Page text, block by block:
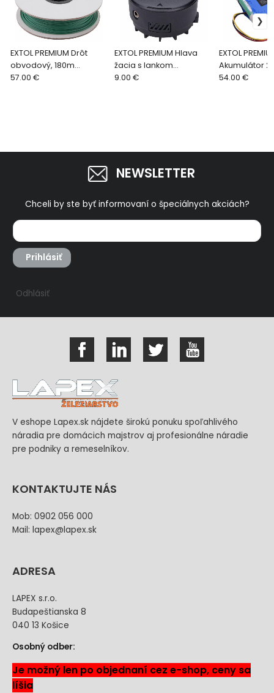
EXTOL PREMIUM Drôt
obvodový, 180m
8895670 pre 8895650,
57.00 €
EXTOL PREMIUM Hlava
žacia s lankom
8895712C pre 8895712,
9.00 €
EXTOL
Akumulátor
8895690 pre
54.00 €
NEWSLETTER
Chceli by ste byť informovaní o špeciálnych akciách?
Prihlásiť
Odhlásiť
V eshope Lapex.sk nájdete širokú ponuku spoľahlivého
náradia pre domácich majstrov aj profesionálne náradie
pre podniky a remeselníkov.
KONTAKTUJTE NÁS
Mob: 0902 056 000
Mail: lapex@lapex.sk
ADRESA
LAPEX s.r.o.
Budapeštianska 8
040 13 Košice
Osobný odber:
Je možný len po objednaní cez e-shop, ceny sa
líšia